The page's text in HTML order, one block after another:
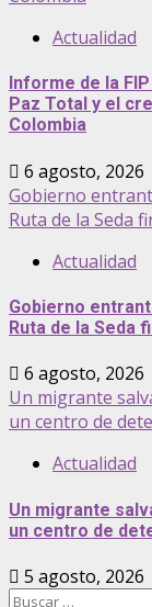
Actualidad
Informe de la
Paz Total y el
Colombia
6 agosto, 2026
Gobierno
Ruta de la Seda
Actualidad
Gobierno
Ruta de la Seda
6 agosto, 2026
Un migrante
un centro de
Actualidad
Un migrante
un centro de
5 agosto, 2026